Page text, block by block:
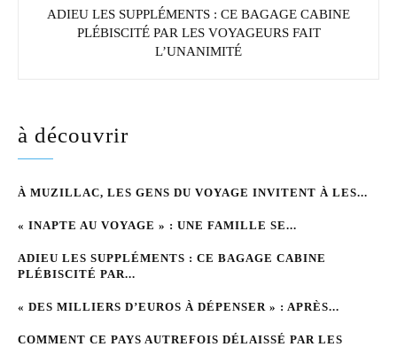
ADIEU LES SUPPLÉMENTS : CE BAGAGE CABINE
PLÉBISCITÉ PAR LES VOYAGEURS FAIT
L’UNANIMITÉ
à découvrir
À MUZILLAC, LES GENS DU VOYAGE INVITENT À LES...
« INAPTE AU VOYAGE » : UNE FAMILLE SE...
ADIEU LES SUPPLÉMENTS : CE BAGAGE CABINE
PLÉBISCITÉ PAR...
« DES MILLIERS D’EUROS À DÉPENSER » : APRÈS...
COMMENT CE PAYS AUTREFOIS DÉLAISSÉ PAR LES